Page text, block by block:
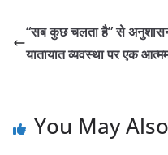
“सब कुछ चलता है” से अनुशासन
यातायात व्यवस्था पर एक
You May